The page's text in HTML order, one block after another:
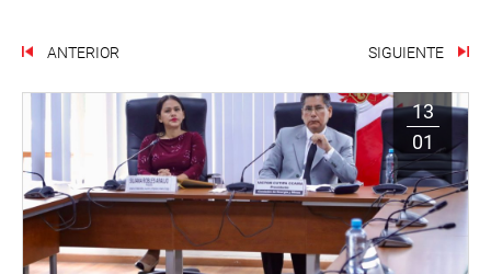
ANTERIOR SIGUIENTE
13
01